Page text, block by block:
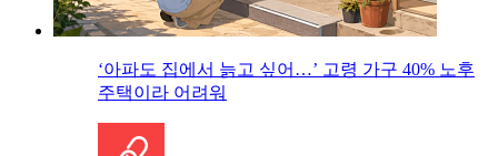
‘아파도 집에서 늙고 싶어…’ 고령 가구 40% 노후
주택이라 어려워